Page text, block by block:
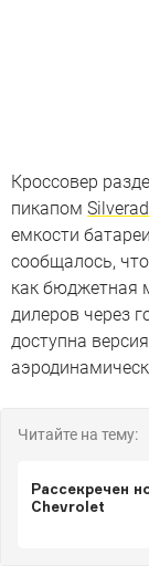
Кроссовер
пикапом
емкости
сообщалось, что
как бюджетная
дилеров через
доступна
Читайте на тему:
Рассекречен
Chevrolet